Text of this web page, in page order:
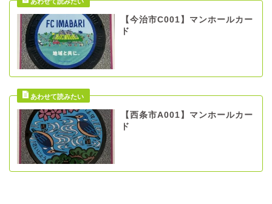
【今治市C001】マンホールカー
ド
【西条市A001】マンホールカー
ド